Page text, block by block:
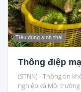
Tiêu dùng sinh thái
Thông điệp
(STNN) - Thông tin
nghiệp và Môi